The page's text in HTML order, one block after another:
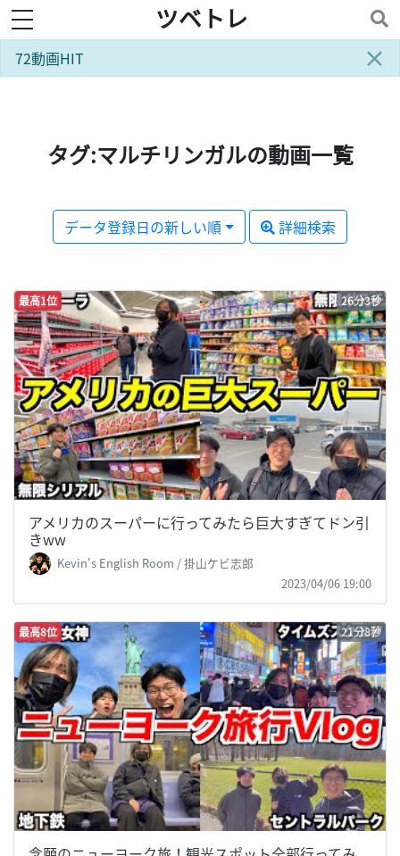
toggle navigation ツベトレ
×
72動画HIT
タグ:マルチリンガルの動画一覧
データ登録日の新しい順 詳細検索
最高1位 26分3秒
アメリカのスーパーに行ってみたら巨大すぎてドン引
きww
Kevin's English Room / 掛山ケビ志郎
2023/04/06 19:00
最高8位 21分8秒